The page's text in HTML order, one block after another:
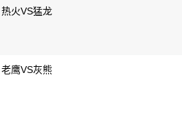
火VS猛龙
鹰VS灰熊